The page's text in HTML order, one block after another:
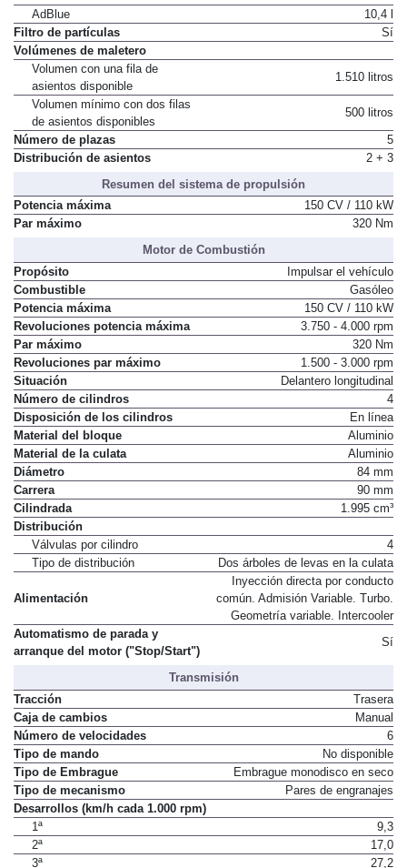
Gasóleo
59 l
AdBlue
10,4 l
Filtro de partículas
Volúmenes de maletero
Volumen con una fila de
asientos disponible
Volumen mínimo con dos filas
de asientos disponibles
Número de plazas
5
Resumen del sistema de propulsión
Potencia máxima
150 CV / 110 kW
Motor de Combustión
Propósito
Impulsar el vehículo
Combustible
Gasóleo
Potencia máxima
150 CV / 110 kW
Revoluciones potencia máxima
3.750 - 4.000 rpm
Par máximo
320 Nm
Revoluciones par máximo
1.500 - 3.000 rpm
Situación
Delantero longitudinal
Número de cilindros
4
Disposición de los cilindros
En línea
Material del bloque
Aluminio
Material de la culata
Aluminio
Diámetro
84 mm
Carrera
90 mm
Cilindrada
Distribución
Válvulas por cilindro
4
Dos árboles de levas en la culata
Inyección directa por conducto
común. Admisión Variable. Turbo.
Automatismo de parada y
Transmisión
Tracción
Trasera
Caja de cambios
Manual
Número de velocidades
6
Tipo de mando
No disponible
Tipo de Embrague
Embrague monodisco en seco
Tipo de mecanismo
Desarrollos (km/h cada 1.000 rpm)
1ª
9,3
2ª
17,0